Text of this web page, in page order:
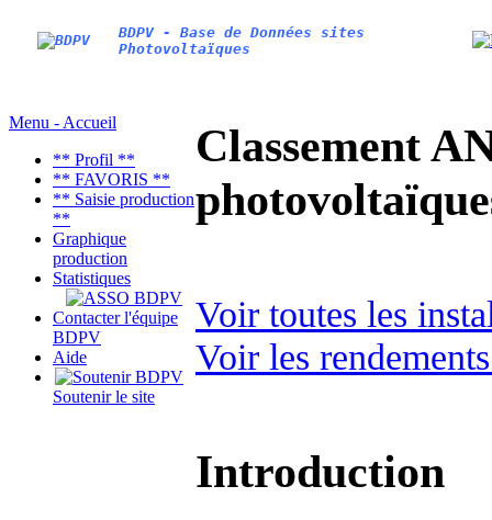
BDPV - Base de Données sites
Photovoltaïques
Menu - Accueil
** Profil **
** FAVORIS **
** Saisie production
**
Graphique
production
Statistiques
Contacter l'équipe
BDPV
Aide
Soutenir le site
Classement
Voir toutes les
Voir les
Introduction